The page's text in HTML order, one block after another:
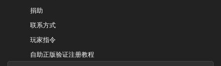
捐助
联系方式
玩家指令
自助正版验证注册教程